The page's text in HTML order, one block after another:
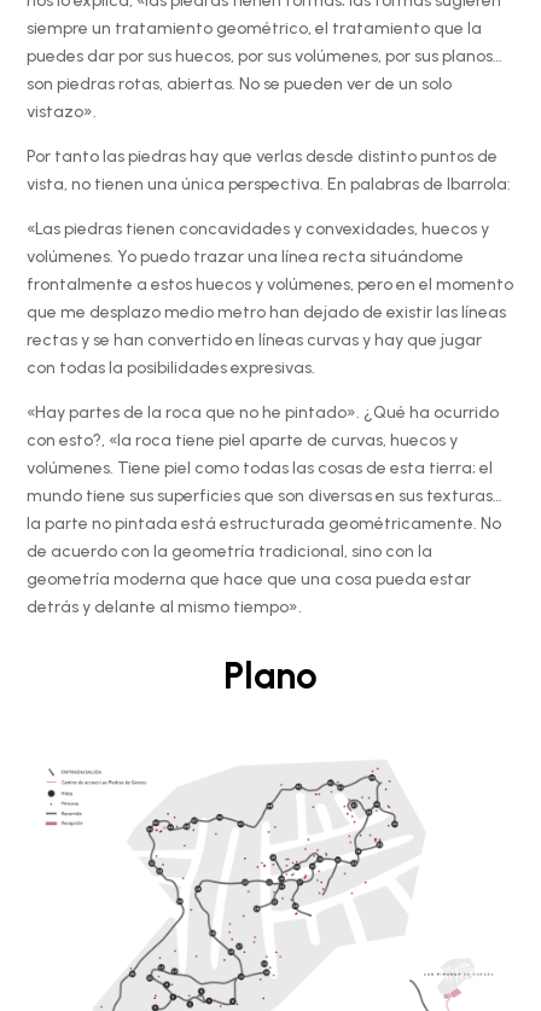
siempre un tratamiento geométrico, el tratamiento que la
puedes dar por sus huecos, por sus volúmenes, por sus planos…
son piedras rotas, abiertas. No se pueden ver de un solo
vistazo».
Por tanto las piedras hay que verlas desde distinto puntos de
vista, no tienen una única perspectiva. En palabras de Ibarrola:
«Las piedras tienen concavidades y convexidades, huecos y
volúmenes. Yo puedo trazar una línea recta situándome
frontalmente a estos huecos y volúmenes, pero en el momento
que me desplazo medio metro han dejado de existir las líneas
rectas y se han convertido en líneas curvas y hay que jugar
con todas la posibilidades expresivas.
«Hay partes de la roca que no he pintado». ¿Qué ha ocurrido
con esto?, «la roca tiene piel aparte de curvas, huecos y
volúmenes. Tiene piel como todas las cosas de esta tierra; el
mundo tiene sus superficies que son diversas en sus texturas…
la parte no pintada está estructurada geométricamente. No
de acuerdo con la geometría tradicional, sino con la
geometría moderna que hace que una cosa pueda estar
detrás y delante al mismo tiempo».
Plano